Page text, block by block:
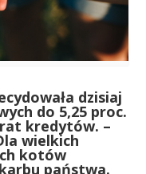
dzisiaj
do 5,25 proc.
kredytów. –
wielkich
kotów
państwa.